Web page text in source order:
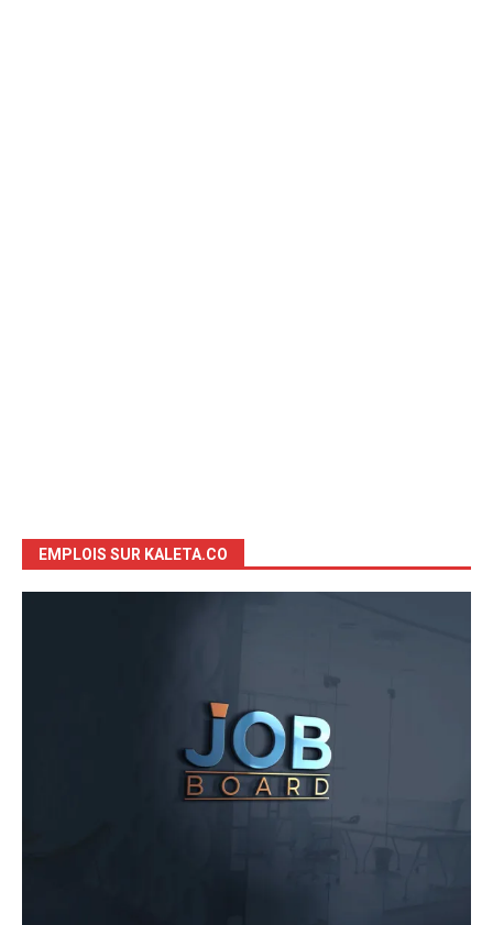
EMPLOIS SUR KALETA.CO